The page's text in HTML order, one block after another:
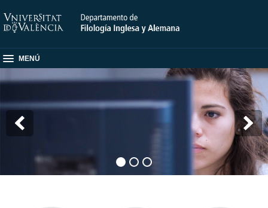
MENÚ